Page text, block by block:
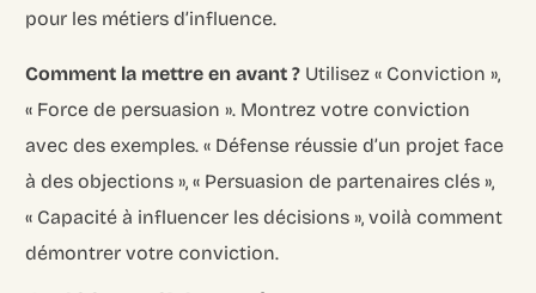
pour les métiers d’influence.
Comment la mettre en avant ? Utilisez « Conviction »,
« Force de persuasion ». Montrez votre conviction
avec des exemples. « Défense réussie d’un projet face
à des objections », « Persuasion de partenaires clés »,
« Capacité à influencer les décisions », voilà comment
démontrer votre conviction.